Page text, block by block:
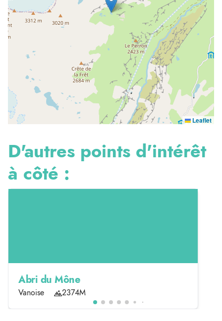
Leaflet
D'autres points d'intérêt
à côté :
Abri du Mône
Vanoise 2374M